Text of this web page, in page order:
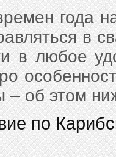
года
в
в любое
– об этом
по